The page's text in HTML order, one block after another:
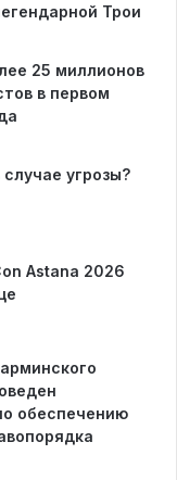
Трои
25 миллионов
в первом
угрозы?
Astana 2026
обеспечению